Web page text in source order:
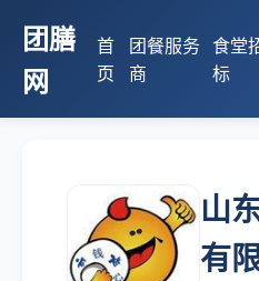
团膳
网
首
页
团餐服务
商
食堂
标
山
有